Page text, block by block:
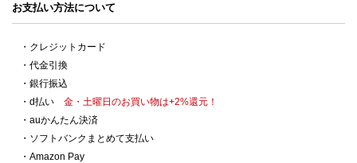
お支払い方法について
・クレジットカード
・代金引換
・銀行振込
・d払い 金・土曜日のお買い物は+2%還元！
・auかんたん決済
・ソフトバンクまとめて支払い
・Amazon Pay